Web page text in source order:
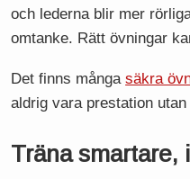
och lederna blir mer
omtanke. Rätt övningar
Det finns mångasäkra
aldrig vara prestation
Träna smartare,